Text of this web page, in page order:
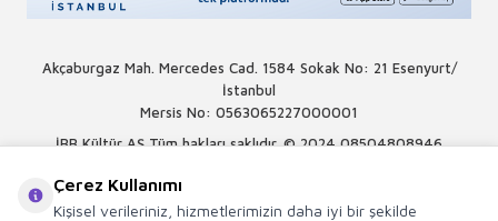
Akçaburgaz Mah. Mercedes Cad. 1584 Sokak No: 21 Esenyurt/
İstanbul
Mersis No: 0563065227000001
İBB Kültür AŞ Tüm hakları saklıdır. © 2024 08504808946
Çerez Kullanımı
Kişisel verileriniz, hizmetlerimizin daha iyi bir şekilde